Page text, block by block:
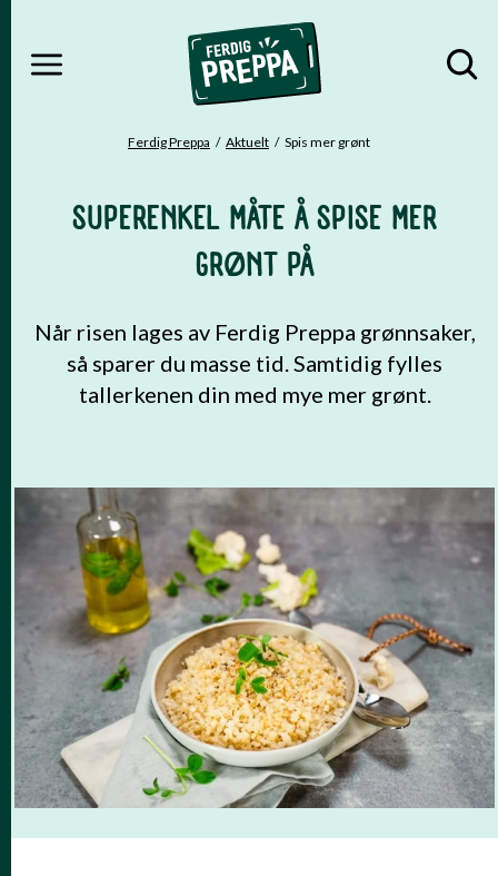
DU ER HERFerdig Preppa Aktuelt Spis mer grønt
SUPERENKEL MÅTE Å SPISE MER
GRØNT PÅ
Når risen lages av Ferdig Preppa grønnsaker,
så sparer du masse tid. Samtidig fylles
tallerkenen din med mye mer grønt.